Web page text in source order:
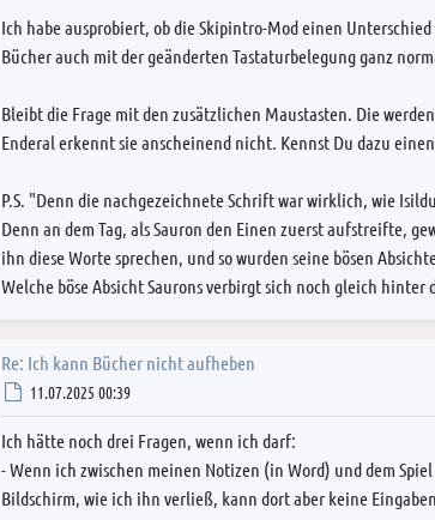
Ich habe ausprobiert, ob die Skipintro-Mod einen
Bücher auch mit der geänderten Tastaturbelegung ganz
Bleibt die Frage mit den zusätzlichen Maustasten. Die
Enderal erkennt sie anscheinend nicht. Kennst Du dazu einen
P.S. "Denn die nachgezeichnete Schrift war wirklich, wie
Denn an dem Tag, als Sauron den Einen zuerst aufstreifte,
ihn diese Worte sprechen, und so wurden seine bösen
Welche böse Absicht Saurons verbirgt sich noch gleich hinter
Re: Ich kann Bücher nicht aufheben
Post
11.07.2025 00:39
Ich hätte noch drei Fragen, wenn ich darf:
- Wenn ich zwischen meinen Notizen (in Word) und dem
Bildschirm, wie ich ihn verließ, kann dort aber keine